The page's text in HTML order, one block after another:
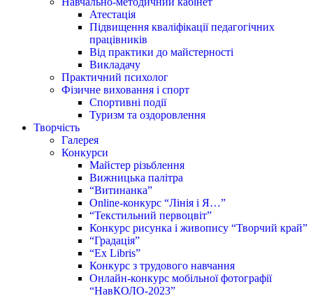
Атестація
Підвищення кваліфікації педагогічних
працівників
Від практики до майстерності
Викладачу
Практичний психолог
Фізичне виховання і спорт
Спортивні події
Туризм та оздоровлення
Творчість
Галерея
Конкурси
Майстер різьблення
Вижницька палітра
“Витинанка”
Online-конкурс “Лінія і Я…”
“Текстильний первоцвіт”
Конкурс рисунка і живопису “Творчий край”
“Градація”
“Ex Libris”
Конкурс з трудового навчання
Онлайн-конкурс мобільної фотографії
“НавКОЛО-2023”